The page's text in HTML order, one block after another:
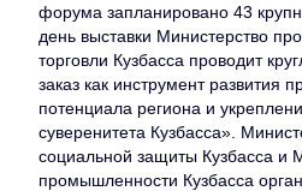
форума запланировано 43
день выставки Министерство
торговли Кузбасса проводит
заказ как инструмент развития
потенциала региона и
суверенитета Кузбасса».
социальной защиты Кузбасса и
промышленности Кузбасса